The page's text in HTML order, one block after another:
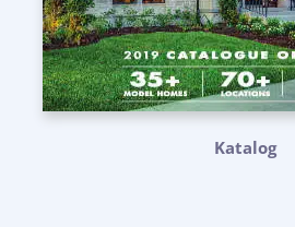
Katalog